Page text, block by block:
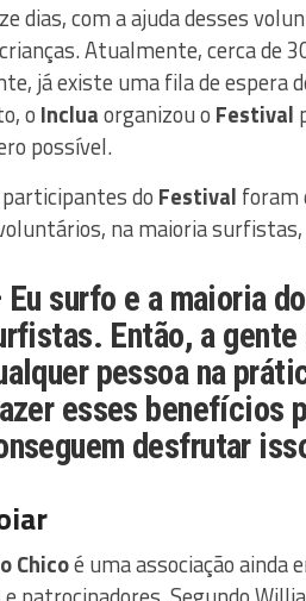
dias, com a ajuda desses
Atualmente, cerca de
já existe uma fila de espera
o Incluaorganizou o Festival
possível.
do Festival foram
na maioria
Eu surfo e a maioria
Então, a
pessoa na
esses benefícios
desfrutar
Chicoé uma associação ainda